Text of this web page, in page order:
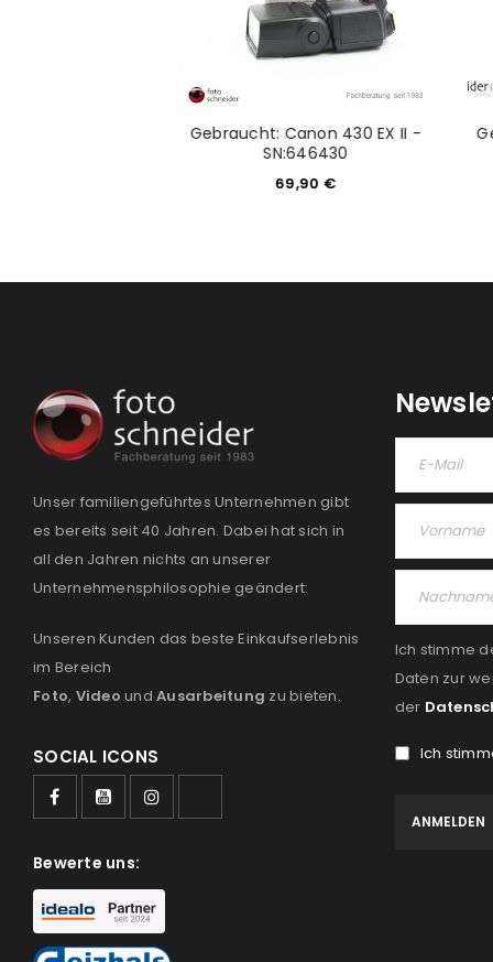
Gebraucht: Canon 430 EX II -
SN:646430
69,90 €
Unser familiengeführtes Unternehmen gibt
es bereits seit 40 Jahren. Dabei hat sich in
all den Jahren nichts an unserer
Unternehmensphilosophie geändert:
Unseren Kunden das beste Einkaufserlebnis
im Bereich
Foto, Video und Ausarbeitung zu bieten.
SOCIAL ICONS
Bewerte uns:
Ich stimme
Daten zur
der
Ich